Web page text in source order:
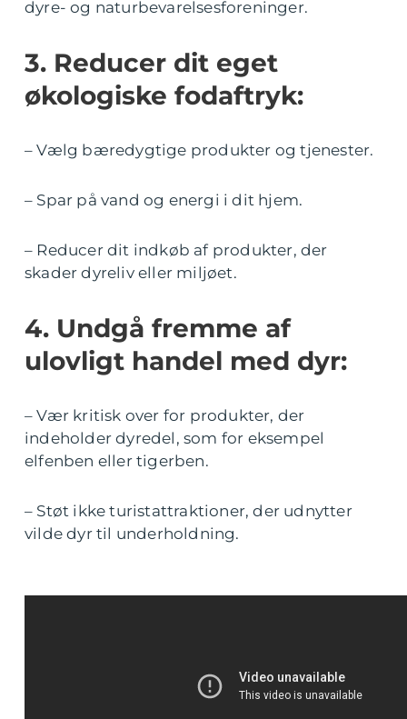
dyre- og naturbevarelsesforeninger.
3. Reducer dit eget
økologiske fodaftryk:
– Vælg bæredygtige produkter og tjenester.
– Spar på vand og energi i dit hjem.
– Reducer dit indkøb af produkter, der
skader dyreliv eller miljøet.
4. Undgå fremme af
ulovligt handel med dyr:
– Vær kritisk over for produkter, der
indeholder dyredel, som for eksempel
elfenben eller tigerben.
– Støt ikke turistattraktioner, der udnytter
vilde dyr til underholdning.